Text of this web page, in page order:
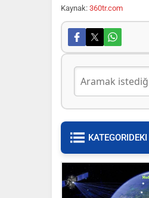
Kaynak: 360tr.com